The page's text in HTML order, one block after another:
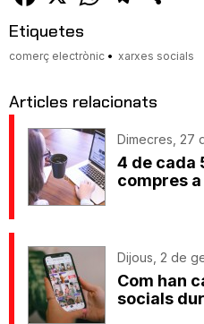
Etiquetes
comerç electrònic xarxes socials
Articles relacionats
Dimecres, 27
4 de cada
compres
Dijous, 2 de
Com han
socials